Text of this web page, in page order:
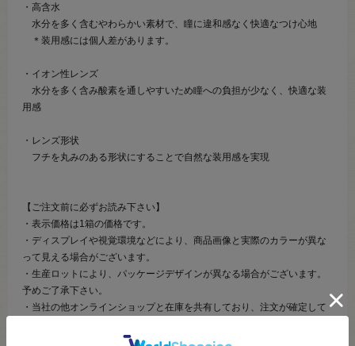
・高含水
水分を多く含むやわらかい素材で、瞳に違和感なく快適なつけ心地
＊装用感には個人差があります。
・イオン性レンズ
水分を多く含み酸素を通しやすいため瞳への負担が少なく、快適な装
用感
・レンズ形状
フチを丸みのある形状にすることで自然な装用感を実現
【ご注文前に必ずお読み下さい】
・表示価格は1箱の価格です。
・ディスプレイや視覚環境などにより、商品画像と実際のカラーが異な
って見える場合がございます。
・生産ロットにより、パッケージデザインが異なる場合がございます。
予めご了承下さい。
・当社の他オンラインショップと在庫を共有しており、注文が確定して
・高度医療管理機器のため、返品・交換は一切承ることはできません。